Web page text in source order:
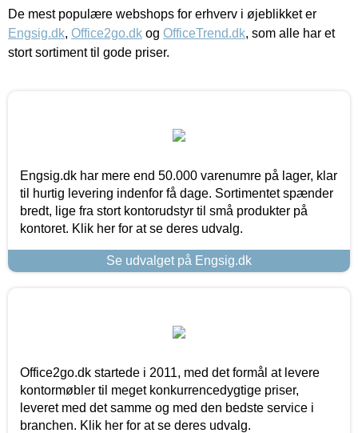
De mest populære webshops for erhverv i øjeblikket er
Engsig.dk, Office2go.dk og OfficeTrend.dk, som alle har et
stort sortiment til gode priser.
Engsig.dk har mere end 50.000 varenumre på lager, klar
til hurtig levering indenfor få dage. Sortimentet spænder
bredt, lige fra stort kontorudstyr til små produkter på
kontoret. Klik her for at se deres udvalg.
Se udvalget på Engsig.dk
Office2go.dk startede i 2011, med det formål at levere
kontormøbler til meget konkurrencedygtige priser,
leveret med det samme og med den bedste service i
branchen. Klik her for at se deres udvalg.